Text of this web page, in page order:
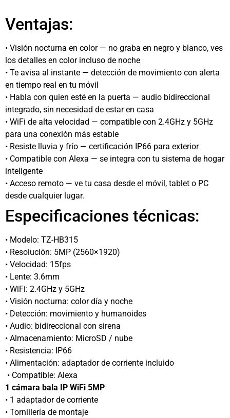
Ventajas:
• Visión nocturna en color — no graba en negro y blanco, ves
los detalles en color incluso de noche
• Te avisa al instante — detección de movimiento con alerta
en tiempo real en tu móvil
• Habla con quien esté en la puerta — audio bidireccional
integrado, sin necesidad de estar en casa
• WiFi de alta velocidad — compatible con 2.4GHz y 5GHz
para una conexión más estable
• Resiste lluvia y frío — certificación IP66 para exterior
• Compatible con Alexa — se integra con tu sistema de hogar
inteligente
• Acceso remoto — ve tu casa desde el móvil, tablet o PC
desde cualquier lugar.
Especificaciones técnicas:
• Modelo: TZ-HB315
• Resolución: 5MP (2560×1920)
• Velocidad: 15fps
• Lente: 3.6mm
• WiFi: 2.4GHz y 5GHz
• Visión nocturna: color día y noche
• Detección: movimiento y humanoides
• Audio: bidireccional con sirena
• Almacenamiento: MicroSD / nube
• Resistencia: IP66
• Alimentación: adaptador de corriente incluido
• Compatible: Alexa
1 cámara bala IP WiFi 5MP
• 1 adaptador de corriente
• Tornillería de montaje